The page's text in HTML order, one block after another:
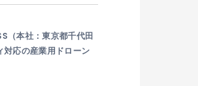
（本社：東京都千代田
対応の産業用ドローン